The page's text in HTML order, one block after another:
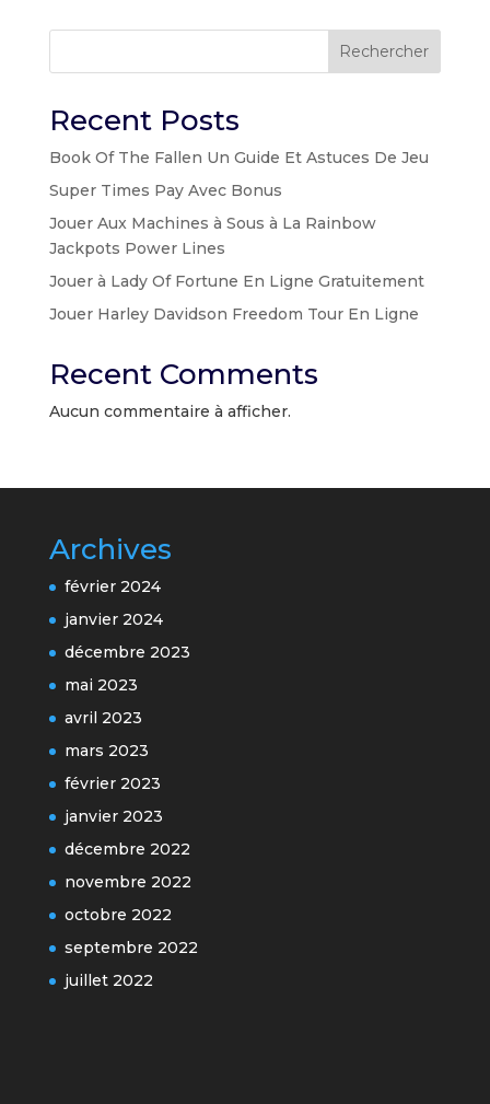
Rechercher
Recent Posts
Book Of The Fallen Un Guide Et Astuces De Jeu
Super Times Pay Avec Bonus
Jouer Aux Machines à Sous à La Rainbow
Jackpots Power Lines
Jouer à Lady Of Fortune En Ligne Gratuitement
Jouer Harley Davidson Freedom Tour En Ligne
Recent Comments
Aucun commentaire à afficher.
Archives
février 2024
janvier 2024
décembre 2023
mai 2023
avril 2023
mars 2023
février 2023
janvier 2023
décembre 2022
novembre 2022
octobre 2022
septembre 2022
juillet 2022